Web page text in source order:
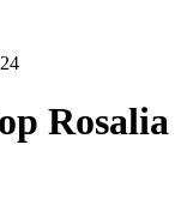
Rosalia